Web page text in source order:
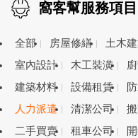
窩客幫服務項目
全部 房屋修繕 土木
室內設計
木工裝潢
建築材料
設備租賃
人力派遣
清潔公司
二手買賣
租車公司